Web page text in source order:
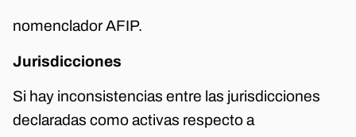
nomenclador AFIP.
Jurisdicciones
Si hay inconsistencias entre las jurisdicciones
declaradas como activas respecto a